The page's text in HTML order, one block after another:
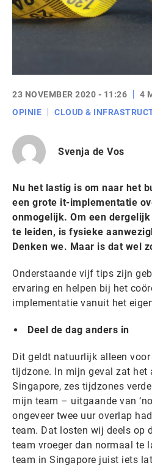
23 NOVEMBER 2020 - 11:26
4
OPINIE
CLOUD &
Svenja de Vos
Nu het lastig is om naar het
een grote it-implementatie
onmogelijk. Om een
te leiden, is fysieke
Denken we. Maar is dat wel
Onderstaande vijf tips zijn
ervaring en helpen bij het
implementatie vanuit het
Deel de dag anders in
Dit geldt natuurlijk alleen
tijdzone. In mijn geval zat het
Singapore, zes tijdzones
mijn team – uitgaande van
ongeveer twee uur overlap
team. Dat losten wij deels op
team vroeger dan normaal te
team in Singapore juist iets